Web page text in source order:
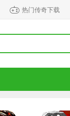
热门传奇下载